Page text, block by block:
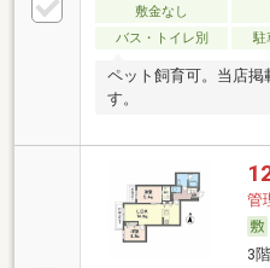
敷金なし
バス・トイレ別
駐
ペット飼育可。当店
す。
管
3